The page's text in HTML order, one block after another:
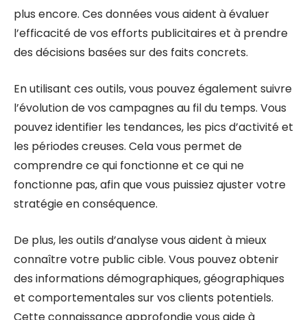
plus encore. Ces données vous aident à évaluer
l’efficacité de vos efforts publicitaires et à prendre
des décisions basées sur des faits concrets.
En utilisant ces outils, vous pouvez également suivre
l’évolution de vos campagnes au fil du temps. Vous
pouvez identifier les tendances, les pics d’activité et
les périodes creuses. Cela vous permet de
comprendre ce qui fonctionne et ce qui ne
fonctionne pas, afin que vous puissiez ajuster votre
stratégie en conséquence.
De plus, les outils d’analyse vous aident à mieux
connaître votre public cible. Vous pouvez obtenir
des informations démographiques, géographiques
et comportementales sur vos clients potentiels.